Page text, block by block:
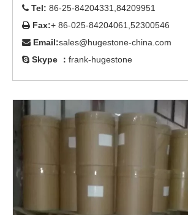
 Tel: 86-25-84204331,84209951
 Fax:+ 86-025-84204061,52300546
 Email:sales@hugestone-china.com
 Skype ： frank-hugestone